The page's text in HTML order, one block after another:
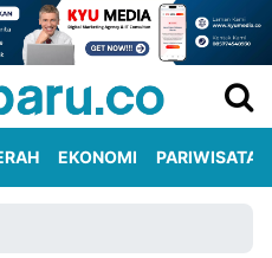
EKONOMI PARIWISATA